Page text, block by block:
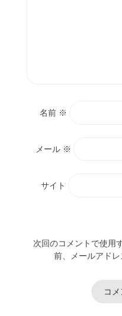
名前 ※
メール ※
サイト
次回のコメントで使用
前、メールアドレ